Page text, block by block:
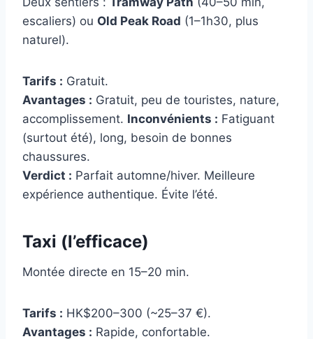
escaliers) ou Old Peak Road (1–1h30, plus
naturel).
Tarifs : Gratuit.
Avantages : Gratuit, peu de touristes, nature,
accomplissement. Inconvénients : Fatiguant
(surtout été), long, besoin de bonnes
chaussures.
Verdict : Parfait automne/hiver. Meilleure
expérience authentique. Évite l’été.
Taxi (l’efficace)
Montée directe en 15–20 min.
Tarifs : HK$200–300 (~25–37 €).
Avantages : Rapide, confortable.